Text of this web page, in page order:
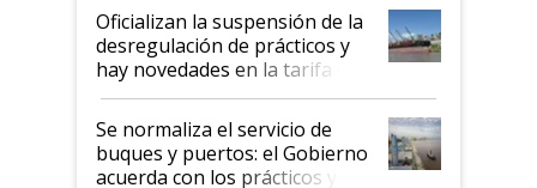
Oficializan la suspensión de la
desregulación de prácticos y
hay novedades en la tarifa de
la hidrovía
Se normaliza el servicio de
buques y puertos: el Gobierno
acuerda con los prácticos y